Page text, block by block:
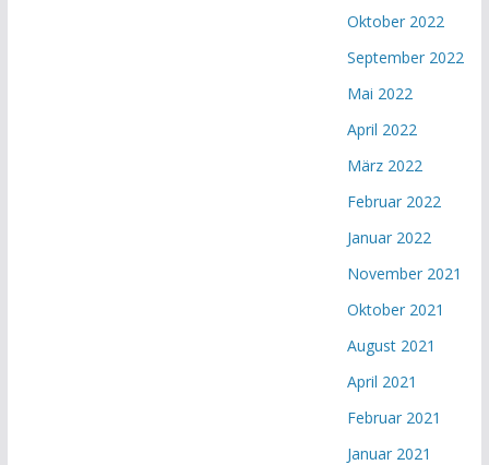
Oktober 2022
September 2022
Mai 2022
April 2022
März 2022
Februar 2022
Januar 2022
November 2021
Oktober 2021
August 2021
April 2021
Februar 2021
Januar 2021